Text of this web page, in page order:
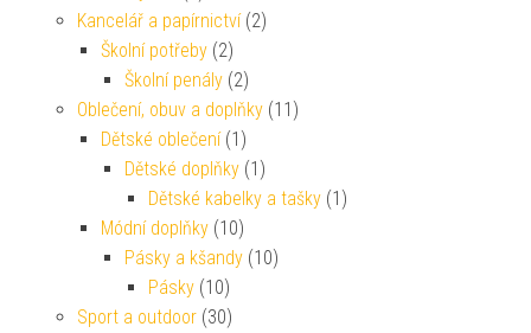
Kancelář a papírnictví (2)
Školní potřeby (2)
Školní penály (2)
Oblečení, obuv a doplňky (11)
Dětské oblečení (1)
Dětské doplňky (1)
Dětské kabelky a tašky (1)
Módní doplňky (10)
Pásky a kšandy (10)
Pásky (10)
Sport a outdoor (30)